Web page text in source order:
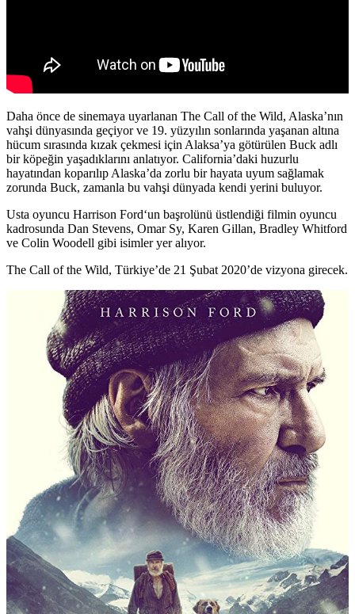
Daha önce de sinemaya uyarlanan The Call of the Wild, Alaska’nın
vahşi dünyasında geçiyor ve 19. yüzyılın sonlarında yaşanan altına
hücum sırasında kızak çekmesi için Alaksa’ya götürülen Buck adlı
bir köpeğin yaşadıklarını anlatıyor. California’daki huzurlu
hayatından koparılıp Alaska’da zorlu bir hayata uyum sağlamak
zorunda Buck, zamanla bu vahşi dünyada kendi yerini buluyor.
Usta oyuncu Harrison Ford‘un başrolünü üstlendiği filmin oyuncu
kadrosunda Dan Stevens, Omar Sy, Karen Gillan, Bradley Whitford
ve Colin Woodell gibi isimler yer alıyor.
The Call of the Wild, Türkiye’de 21 Şubat 2020’de vizyona girecek.